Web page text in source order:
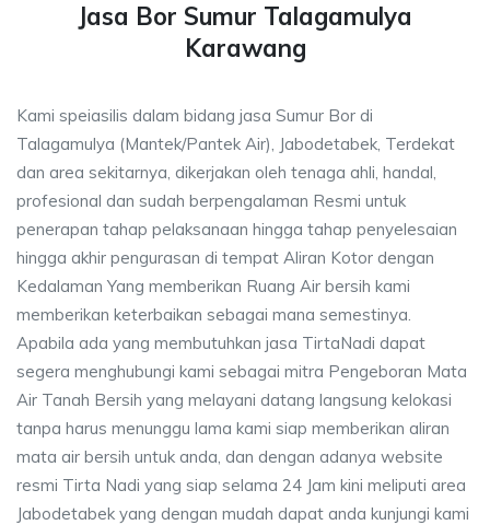
Jasa Bor Sumur Talagamulya
Karawang
Kami speiasilis dalam bidang jasa Sumur Bor di
Talagamulya (Mantek/Pantek Air), Jabodetabek, Terdekat
dan area sekitarnya, dikerjakan oleh tenaga ahli, handal,
profesional dan sudah berpengalaman Resmi untuk
penerapan tahap pelaksanaan hingga tahap penyelesaian
hingga akhir pengurasan di tempat Aliran Kotor dengan
Kedalaman Yang memberikan Ruang Air bersih kami
memberikan keterbaikan sebagai mana semestinya.
Apabila ada yang membutuhkan jasa TirtaNadi dapat
segera menghubungi kami sebagai mitra Pengeboran Mata
Air Tanah Bersih yang melayani datang langsung kelokasi
tanpa harus menunggu lama kami siap memberikan aliran
mata air bersih untuk anda, dan dengan adanya website
resmi Tirta Nadi yang siap selama 24 Jam kini meliputi area
Jabodetabek yang dengan mudah dapat anda kunjungi kami